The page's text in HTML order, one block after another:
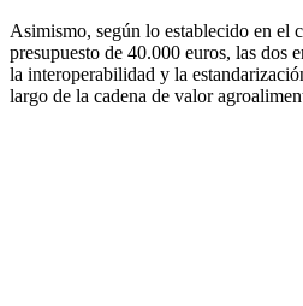
Asimismo, según lo establecido en el
presupuesto de 40.000 euros, las dos
la interoperabilidad y la
largo de la cadena de valor